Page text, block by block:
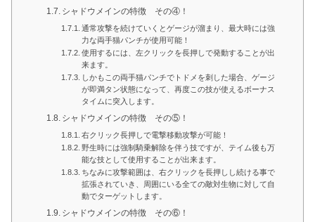
シャドウメインの特徴 その④！
通常攻撃を続けていくとゲージが溜まり、最大時には強
力な両手猫パンチが使用可能！
使用するには、左クリックを長押しで発動することが出
来ます。
しかもこの両手猫パンチでトドメを刺した場合、ゲージ
が即満タン状態になって、再度この技が使えるボーナス
タイムに突入します。
シャドウメインの特徴 その⑤！
右クリック長押しで電撃移動攻撃が可能！
野生時には強制騎乗解除を伴う技ですが、テイム後も万
能な技として使用することが出来ます。
ちなみに攻撃範囲は、右クリックを長押しし続ける事で
拡張されていき、周囲にいる全ての敵対生物に対して自
動でターゲットします。
シャドウメインの特徴 その⑥！